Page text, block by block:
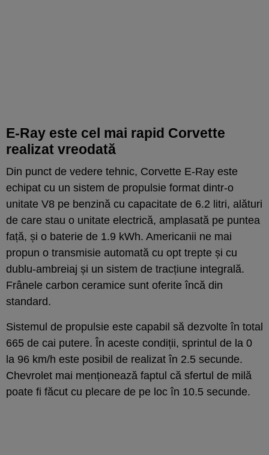
E-Ray este cel mai rapid Corvette
realizat vreodată
Din punct de vedere tehnic, Corvette E-Ray este
echipat cu un sistem de propulsie format dintr-o
unitate V8 pe benzină cu capacitate de 6.2 litri, alături
de care stau o unitate electrică, amplasată pe puntea
față, și o baterie de 1.9 kWh. Americanii ne mai
propun o transmisie automată cu opt trepte și cu
dublu-ambreiaj și un sistem de tracțiune integrală.
Frânele carbon ceramice sunt oferite încă din
standard.
Sistemul de propulsie este capabil să dezvolte în total
665 de cai putere. În aceste condiții, sprintul de la 0
la 96 km/h este posibil de realizat în 2.5 secunde.
Chevrolet mai menționează faptul că sfertul de milă
poate fi făcut cu plecare de pe loc în 10.5 secunde.